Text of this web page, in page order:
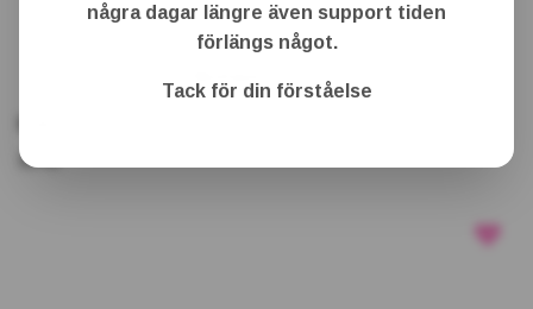
Multiple choices
30 kr
några dagar längre även support tiden
förlängs något.
Tack för din förståelse